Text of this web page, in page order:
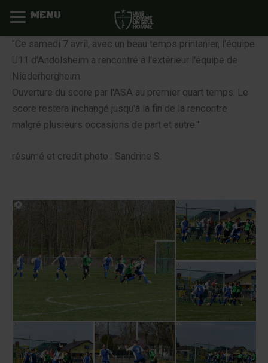
Aller
contenu
"Ce samedi 7 avril, avec un beau temps printanier, l'équipe
U11 d'Andolsheim a rencontré à l'extérieur l'équipe de
Niederhergheim.
Ouverture du score par l'ASA au premier quart temps. Le
score restera inchangé jusqu'à la fin de la rencontre
malgré plusieurs occasions de part et autre."
résumé et credit photo : Sandrine S.
MENU